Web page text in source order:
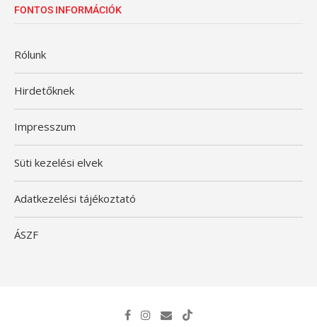
FONTOS INFORMÁCIÓK
Rólunk
Hirdetőknek
Impresszum
Süti kezelési elvek
Adatkezelési tájékoztató
ÁSZF